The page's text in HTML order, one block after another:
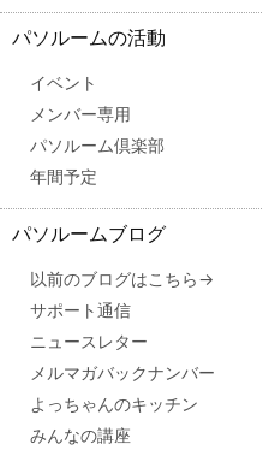
パソルームの活動
イベント
メンバー専用
パソルーム倶楽部
年間予定
パソルームブログ
以前のブログはこちら→
サポート通信
ニュースレター
メルマガバックナンバー
よっちゃんのキッチン
みんなの講座